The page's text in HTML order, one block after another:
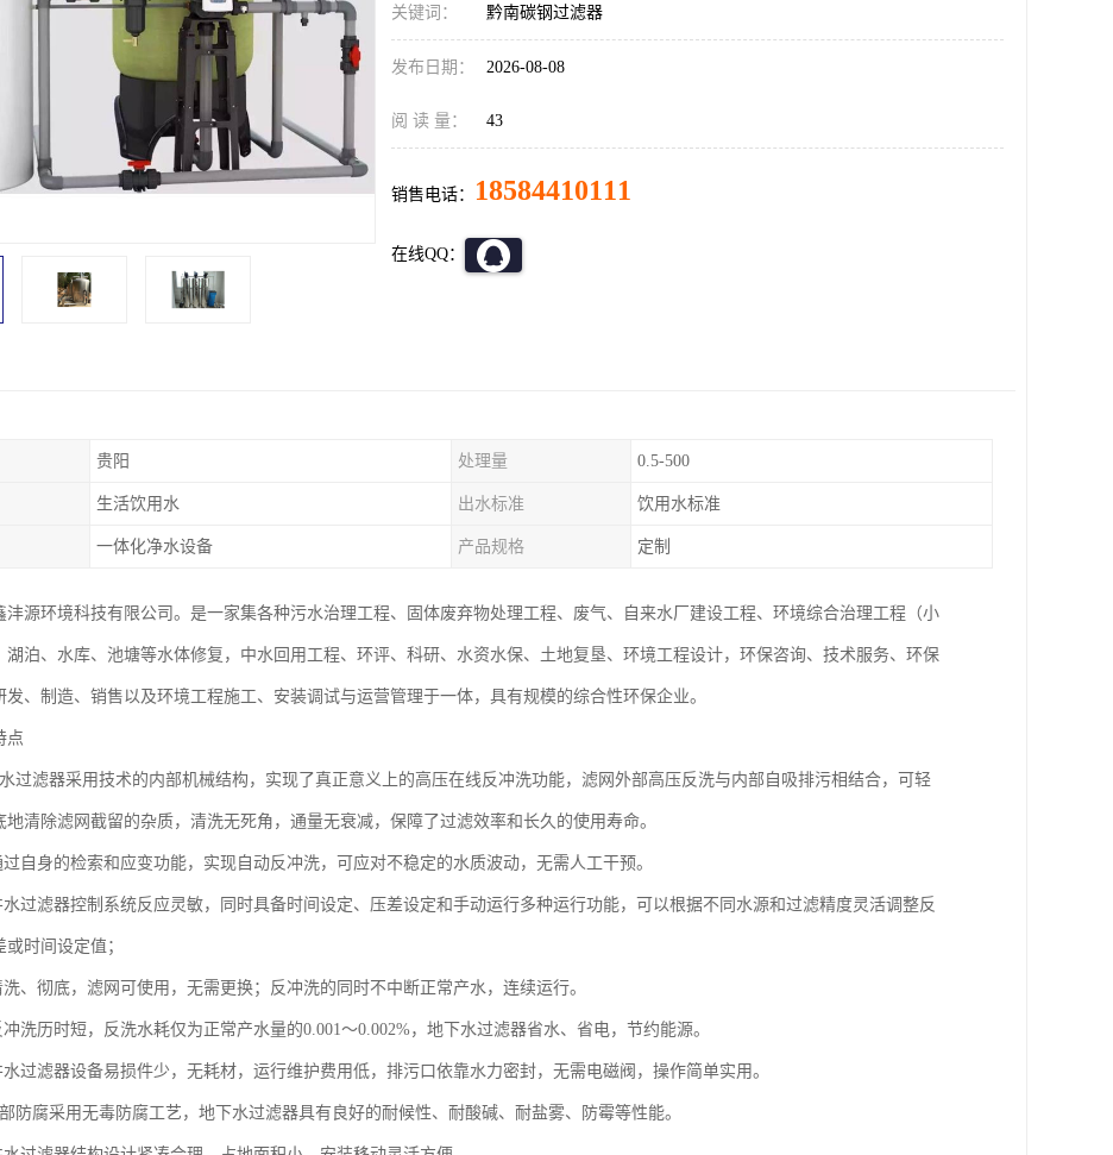
关键词： 黔南碳钢过滤器
发布日期： 2026-08-08
阅 读 量： 43
销售电话： 18584410111
在线QQ：
贵阳 处理量 0.5-500
生活饮用水 出水标准 饮用水标准
一体化净水设备 产品规格 定制
沣源环境科技有限公司。是一家集各种污水治理工程、固体废弃物处理工程、废气、自来水厂建设工程、环境综合治理工程（小
湖泊、水库、池塘等水体修复，中水回用工程、环评、科研、水资水保、土地复垦、环境工程设计，环保咨询、技术服务、环保
发、制造、销售以及环境工程施工、安装调试与运营管理于一体，具有规模的综合性环保企业。
点
过滤器采用技术的内部机械结构，实现了真正意义上的高压在线反冲洗功能，滤网外部高压反洗与内部自吸排污相结合，可轻
地清除滤网截留的杂质，清洗无死角，通量无衰减，保障了过滤效率和长久的使用寿命。
过自身的检索和应变功能，实现自动反冲洗，可应对不稳定的水质波动，无需人工干预。
水过滤器控制系统反应灵敏，同时具备时间设定、压差设定和手动运行多种运行功能，可以根据不同水源和过滤精度灵活调整反
或时间设定值；
洗、彻底，滤网可使用，无需更换；反冲洗的同时不中断正常产水，连续运行。
洗历时短，反洗水耗仅为正常产水量的0.001～0.002%，地下水过滤器省水、省电，节约能源。
水过滤器设备易损件少，无耗材，运行维护费用低，排污口依靠水力密封，无需电磁阀，操作简单实用。
防腐采用无毒防腐工艺，地下水过滤器具有良好的耐候性、耐酸碱、耐盐雾、防霉等性能。